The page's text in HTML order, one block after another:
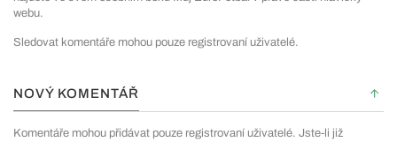
webu.
Sledovat komentáře mohou pouze registrovaní uživatelé.
NOVÝ KOMENTÁŘ
Komentáře mohou přidávat pouze registrovaní uživatelé. Jste-li již